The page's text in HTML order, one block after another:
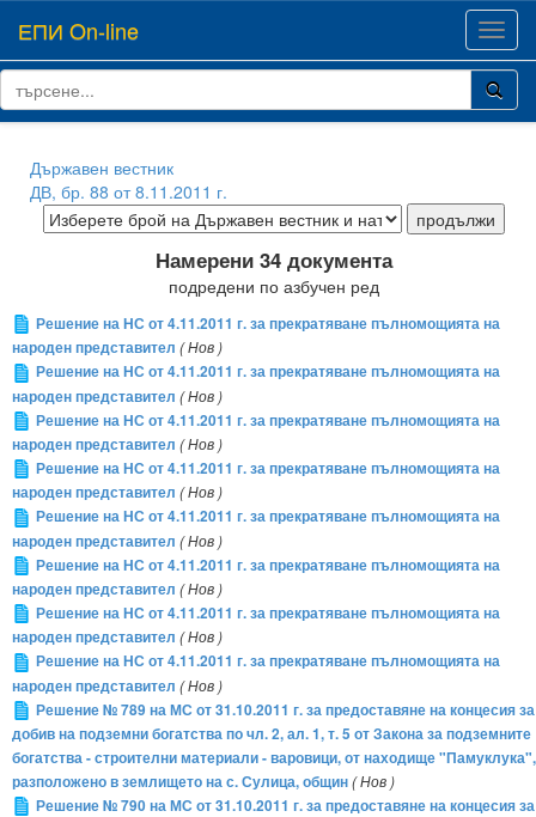
ЕПИ On-line
Държавен вестник
ДВ, бр. 88 от 8.11.2011 г.
Намерени 34 документа
подредени по азбучен ред
Решение на НС от 4.11.2011 г. за прекратяване пълномощията на
народен представител ( Нов )
Решение на НС от 4.11.2011 г. за прекратяване пълномощията на
народен представител ( Нов )
Решение на НС от 4.11.2011 г. за прекратяване пълномощията на
народен представител ( Нов )
Решение на НС от 4.11.2011 г. за прекратяване пълномощията на
народен представител ( Нов )
Решение на НС от 4.11.2011 г. за прекратяване пълномощията на
народен представител ( Нов )
Решение на НС от 4.11.2011 г. за прекратяване пълномощията на
народен представител ( Нов )
Решение на НС от 4.11.2011 г. за прекратяване пълномощията на
народен представител ( Нов )
Решение на НС от 4.11.2011 г. за прекратяване пълномощията на
народен представител ( Нов )
Решение № 789 на МС от 31.10.2011 г. за предоставяне на концесия за
добив на подземни богатства по чл. 2, ал. 1, т. 5 от Закона за подземните
богатства - строителни материали - варовици, от находище "Памуклука",
разположено в землището на с. Сулица, общин( Нов )
Решение № 790 на МС от 31.10.2011 г. за предоставяне на концесия за